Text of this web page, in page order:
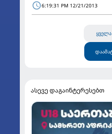
6:19:31 PM 12/21/2013
ყველა
ასევე დაგაინტერესებთ